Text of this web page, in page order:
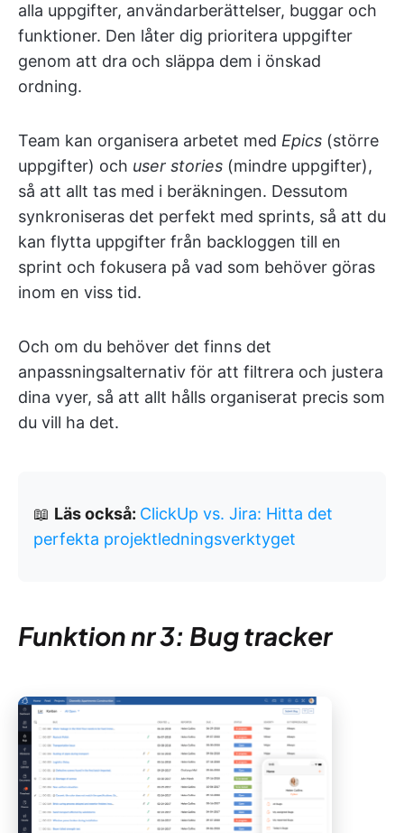
alla uppgifter, användarberättelser, buggar och
funktioner. Den låter dig prioritera uppgifter
genom att dra och släppa dem i önskad
ordning.
Team kan organisera arbetet med Epics (större
uppgifter) och user stories (mindre uppgifter),
så att allt tas med i beräkningen. Dessutom
synkroniseras det perfekt med sprints, så att du
kan flytta uppgifter från backloggen till en
sprint och fokusera på vad som behöver göras
inom en viss tid.
Och om du behöver det finns det
anpassningsalternativ för att filtrera och justera
dina vyer, så att allt hålls organiserat precis som
du vill ha det.
📖 Läs också: ClickUp vs. Jira: Hitta det
perfekta projektledningsverktyget
Funktion nr 3: Bug tracker